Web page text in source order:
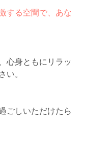
する空間で、あな
心身ともにリラッ
い。
ごしいただけたら